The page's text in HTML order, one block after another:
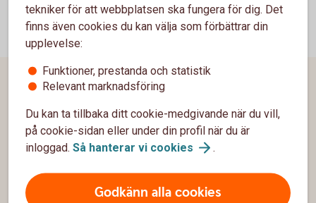
tekniker för att webbplatsen ska fungera för dig. Det
finns även cookies du kan välja som förbättrar din
upplevelse:
Funktioner, prestanda och statistik
Relevant marknadsföring
Du kan ta tillbaka ditt cookie-medgivande när du vill,
på cookie-sidan eller under din profil när du är
inloggad. Så hanterar vi cookies .
Godkänn alla cookies
Sidfot
Hitta snabbt
Kundservice
Spärrhjälp
Hitta bankkontor